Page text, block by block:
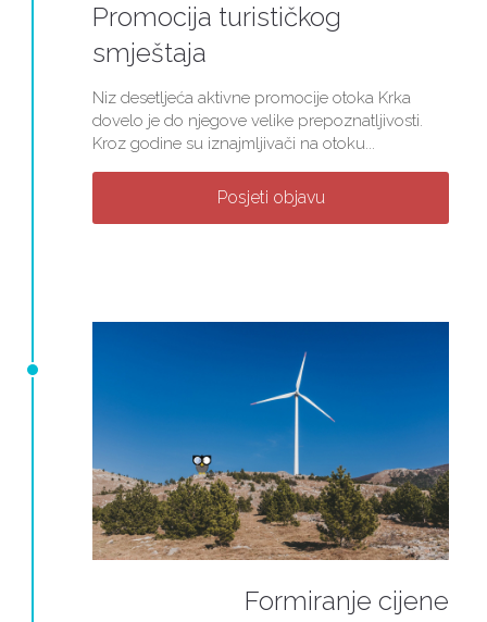
Promocija turističkog
smještaja
Niz desetljeća aktivne promocije otoka Krka
dovelo je do njegove velike prepoznatljivosti.
Kroz godine su iznajmljivači na otoku...
Posjeti objavu
Formiranje cijene